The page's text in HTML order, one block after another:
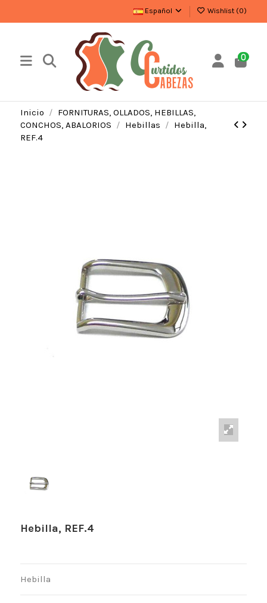
Español Wishlist (0)
0
Inicio
FORNITURAS, OLLADOS, HEBILLAS,
CONCHOS, ABALORIOS
Hebillas
Hebilla,
REF.4
Hebilla, REF.4
Hebilla